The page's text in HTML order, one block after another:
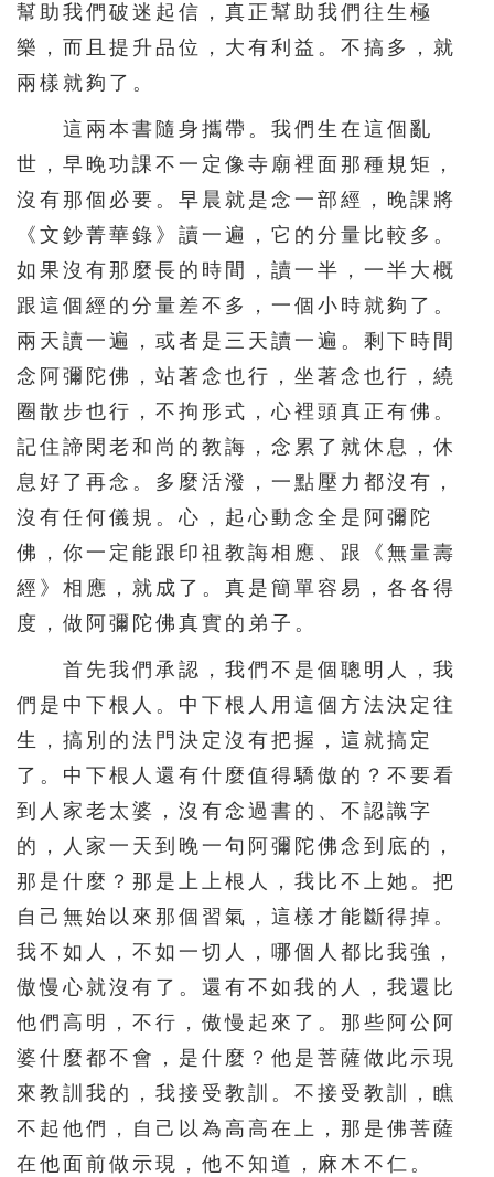
幫助我們破迷起信，真正幫助我們往生極
樂，而且提升品位，大有利益。不搞多，就
兩樣就夠了。
這兩本書隨身攜帶。我們生在這個亂
世，早晚功課不一定像寺廟裡面那種規矩，
沒有那個必要。早晨就是念一部經，晚課將
《文鈔菁華錄》讀一遍，它的分量比較多。
如果沒有那麼長的時間，讀一半，一半大概
跟這個經的分量差不多，一個小時就夠了。
兩天讀一遍，或者是三天讀一遍。剩下時間
念阿彌陀佛，站著念也行，坐著念也行，繞
圈散步也行，不拘形式，心裡頭真正有佛。
記住諦閑老和尚的教誨，念累了就休息，休
息好了再念。多麼活潑，一點壓力都沒有，
沒有任何儀規。心，起心動念全是阿彌陀
佛，你一定能跟印祖教誨相應、跟《無量壽
經》相應，就成了。真是簡單容易，各各得
度，做阿彌陀佛真實的弟子。
首先我們承認，我們不是個聰明人，我
們是中下根人。中下根人用這個方法決定往
生，搞別的法門決定沒有把握，這就搞定
了。中下根人還有什麼值得驕傲的？不要看
到人家老太婆，沒有念過書的、不認識字
的，人家一天到晚一句阿彌陀佛念到底的，
那是什麼？那是上上根人，我比不上她。把
自己無始以來那個習氣，這樣才能斷得掉。
我不如人，不如一切人，哪個人都比我強，
傲慢心就沒有了。還有不如我的人，我還比
他們高明，不行，傲慢起來了。那些阿公阿
婆什麼都不會，是什麼？他是菩薩做此示現
來教訓我的，我接受教訓。不接受教訓，瞧
不起他們，自己以為高高在上，那是佛菩薩
在他面前做示現，他不知道，麻木不仁。